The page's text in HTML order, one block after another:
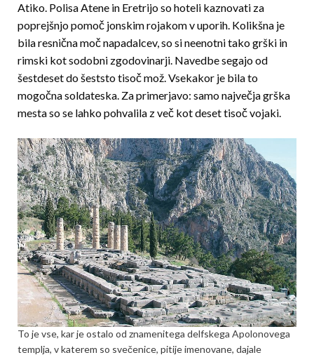
Atiko. Polisa Atene in Eretrijo so hoteli kaznovati za
poprejšnjo pomoč jonskim rojakom v uporih. Kolikšna je
bila resnična moč napadalcev, so si neenotni tako grški in
rimski kot sodobni zgodovinarji. Navedbe segajo od
šestdeset do šeststo tisoč mož. Vsekakor je bila to
mogočna soldateska. Za primerjavo: samo največja grška
mesta so se lahko pohvalila z več kot deset tisoč vojaki.
To je vse, kar je ostalo od znamenitega delfskega Apolonovega
templja, v katerem so svečenice, pitije imenovane, dajale